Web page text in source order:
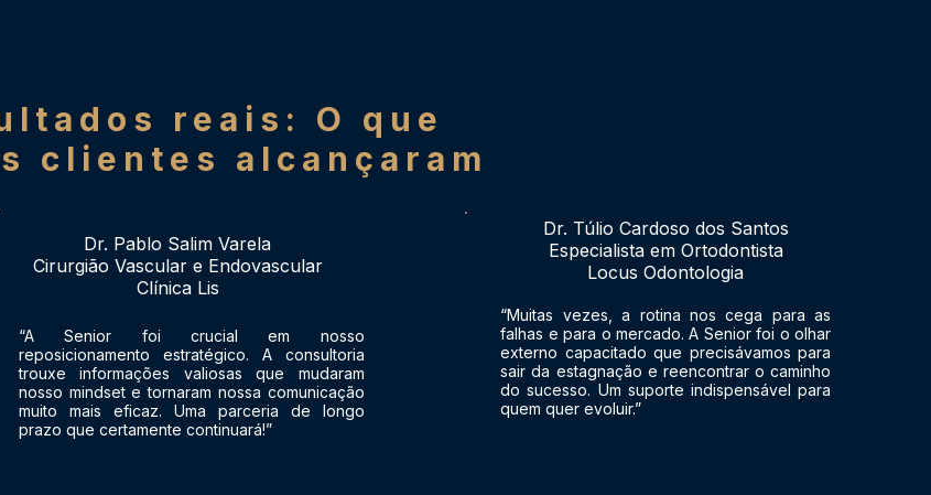
Dr. Pablo Salim Varela
Cirurgião Vascular e Endovascular
Clínica Lis
​“A Senior foi crucial em nosso
reposicionamento estratégico. A consultoria
trouxe informações valiosas que mudaram
nosso mindset e tornaram nossa comunicação
muito mais eficaz. Uma parceria de longo
prazo que certamente continuará!”
Dr. Túlio Cardoso dos Santos
Especialista em Ortodontista
Locus Odontologia
“Muitas vezes, a rotina nos cega para as
falhas e para o mercado. A Senior foi o olhar
externo capacitado que precisávamos para
sair da estagnação e reencontrar o caminho
do sucesso. Um suporte indispensável para
quem quer evoluir.”
reais: O que
clientes alcançaram